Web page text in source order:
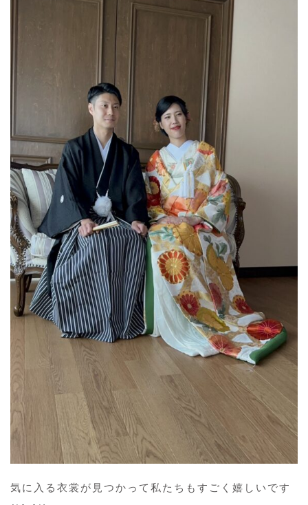
気に入る衣裳が見つかって私たちもすごく嬉しいです